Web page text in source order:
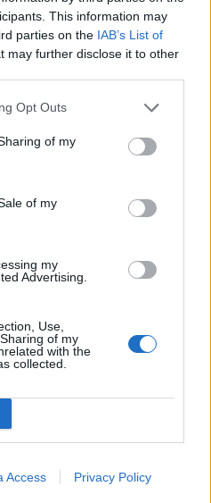
This information may
parties on the IAB’s List of
may further disclose it to other
Opt Outs
of my
of my
my
Advertising.
Use,
of my
with the
collected.
Access Privacy Policy